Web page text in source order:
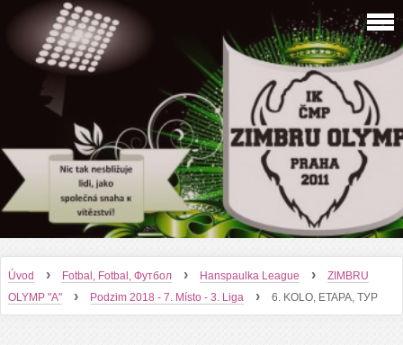
Úvod › Fotbal, Fotbal, Футбол › Hanspaulka League ›
ZIMBRU
OLYMP "A"
› Podzim 2018 - 7. Místo - 3. Liga › 6. KOLO, ETAPA, ТУР